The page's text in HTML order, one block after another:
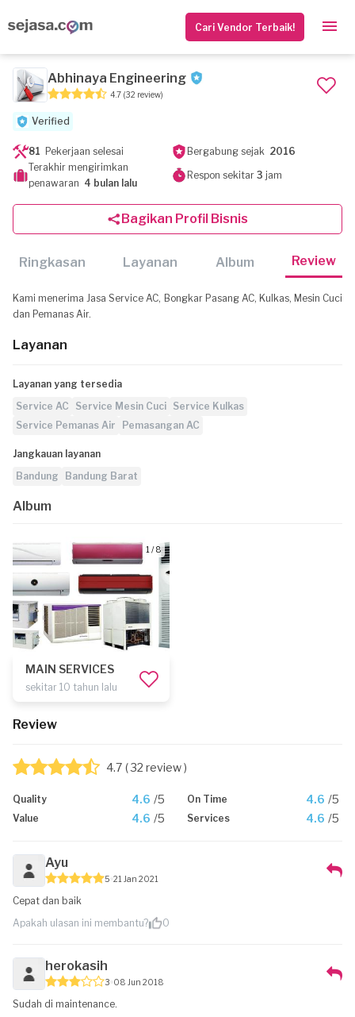
Cari Vendor Terbaik!
Abhinaya Engineering
4.7 (32 review)
Verified
81 Pekerjaan selesai Bergabung sejak 2016
Terakhir mengirimkan
penawaran 4 bulan lalu
Respon sekitar 3 jam
Bagikan Profil Bisnis
Ringkasan Layanan Album Review
Kami menerima Jasa Service AC, Bongkar Pasang AC, Kulkas, Mesin Cuci
dan Pemanas Air.
Layanan
Layanan yang tersedia
Service AC
Service Mesin Cuci Service Kulkas
Service Pemanas Air
Pemasangan AC
Jangkauan layanan
Bandung
Bandung Barat
Album
1 / 8
MAIN SERVICES
sekitar 10 tahun lalu
Review
4.7 ( 32 review )
Quality 4.6 /5 On Time 4.6 /5
Value 4.6 /5 Services 4.6 /5
Ayu
5 21 Jan 2021
Cepat dan baik
Apakah ulasan ini membantu?
0
herokasih
3 08 Jun 2018
Sudah di maintenance.